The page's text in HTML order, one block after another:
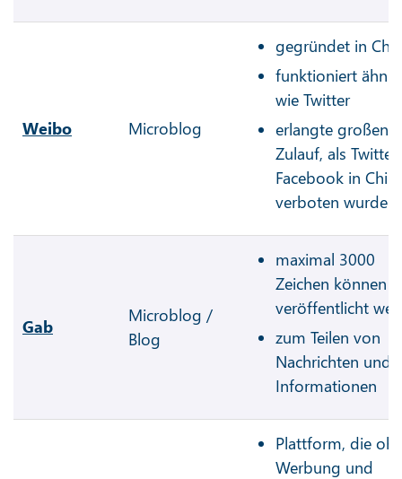
Weibo Microblog
gegründet in
funktioniert
wie Twitter
erlangte großen
Zulauf, als
Facebook in
verboten wurde
Gab
Microblog /
Blog
maximal 3000
Zeichen können
veröffentlicht
zum Teilen von
Nachrichten und
Informationen
Plattform, die
Werbung und